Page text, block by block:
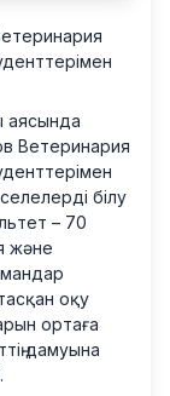
аясында
Ветеринария
білу
– 70
және
оқу
ортаға
дамуына